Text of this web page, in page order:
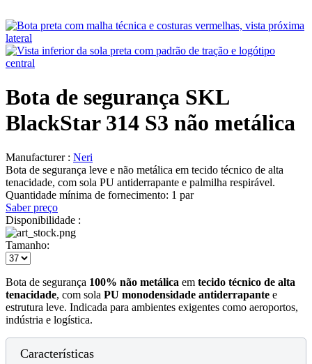
Bota de segurança SKL
BlackStar 314 S3 não metálica
Manufacturer : Neri
Bota de segurança leve e não metálica em tecido técnico de alta
tenacidade, com sola PU antiderrapante e palmilha respirável.
Quantidade mínima de fornecimento: 1 par
Saber preço
Disponibilidade :
Tamanho:
Bota de segurança 100% não metálica em tecido técnico de alta
tenacidade, com sola PU monodensidade antiderrapante e
estrutura leve. Indicada para ambientes exigentes como aeroportos,
indústria e logística.
Características